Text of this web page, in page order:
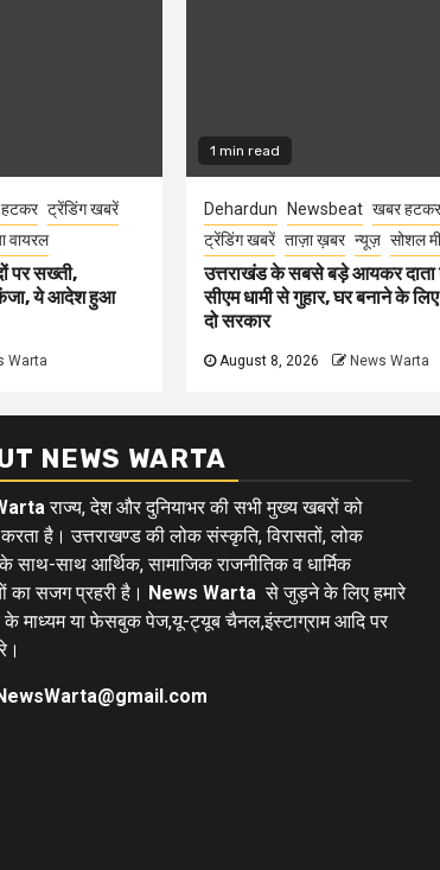
ट्रेंडिंग खबरें
वायरल
पर सख्ती,
ये आदेश हुआ
Warta
1 min read
Dehardun Newsbeat खबर हटकर
ट्रेंडिंग खबरें ताज़ा ख़बर न्यूज़ सोशल
उत्तराखंड के सबसे बड़े आयकर
सीएम धामी से गुहार, घर बनाने के
दो सरकार
August 8, 2026 News Warta
NEWS WARTA
राज्य, देश और दुनियाभर की सभी मुख्य खबरों को
करता है। उत्तराखण्ड की लोक संस्कृति, विरासतों, लोक
साथ-साथ आर्थिक, सामाजिक राजनीतिक व धार्मिक
का सजग प्रहरी है। News Warta से जुड़ने के लिए हमारे
के माध्यम या फेसबुक पेज,यू-ट्यूब चैनल,इंस्टाग्राम आदि पर